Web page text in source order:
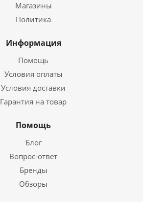
Магазины
Политика
Информация
Помощь
Условия оплаты
Условия доставки
Гарантия на товар
Помощь
Блог
Вопрос-ответ
Бренды
Обзоры